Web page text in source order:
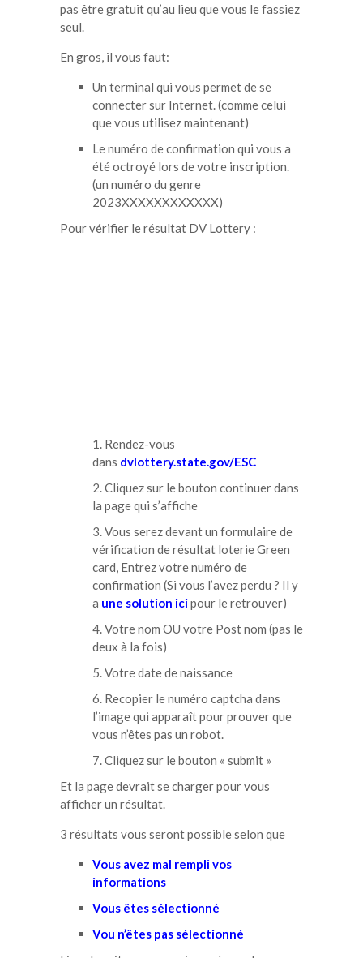
pas être gratuit qu’au lieu que vous le fassiez
seul.
En gros, il vous faut:
Un terminal qui vous permet de se
connecter sur Internet. (comme celui
que vous utilisez maintenant)
Le numéro de confirmation qui vous a
été octroyé lors de votre inscription.
(un numéro du genre
2023XXXXXXXXXXXX)
Pour vérifier le résultat DV Lottery :
Rendez-vous
dans dvlottery.state.gov/ESC
Cliquez sur le bouton continuer dans
la page qui s’affiche
Vous serez devant un formulaire de
vérification de résultat loterie Green
card, Entrez votre numéro de
confirmation (Si vous l’avez perdu ? Il y
a une solution icipour le retrouver)
Votre nom OU votre Post nom (pas le
deux à la fois)
Votre date de naissance
Recopier le numéro captcha dans
l’image qui apparaît pour prouver que
vous n’êtes pas un robot.
Cliquez sur le bouton « submit »
Et la page devrait se charger pour vous
afficher un résultat.
3 résultats vous seront possible selon que
Vous avez mal rempli vos
informations
Vous êtes sélectionné
Vou n’êtes pas sélectionné